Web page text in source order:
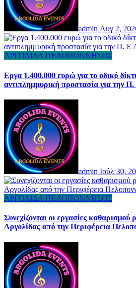
admin Αυγ 2,
ΑΡΓΟΛΙΔΑ ΠΕΛΟΠΟΝΝΗΣΟΣ
Εργα 1.400.000 ευρώ για το οδικό
αντιπλημμυρική προστασία για την
admin Ιούλ 30,
ΑΡΓΟΛΙΔΑ ΠΕΛΟΠΟΝΝΗΣΟΣ
Συνεχίζονται οι εργασίες
Αργολίδας από την Περιφέρεια